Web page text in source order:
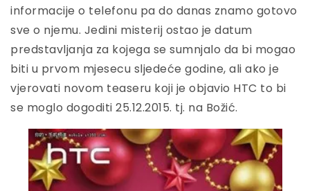
informacije o telefonu pa do danas znamo gotovo
sve o njemu. Jedini misterij ostao je datum
predstavljanja za kojega se sumnjalo da bi mogao
biti u prvom mjesecu sljedeće godine, ali ako je
vjerovati novom teaseru koji je objavio HTC to bi
se moglo dogoditi 25.12.2015. tj. na Božić.